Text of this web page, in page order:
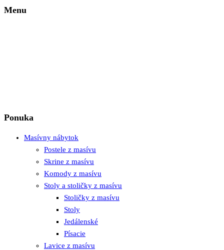
Menu
Ponuka
Masívny nábytok
Postele z masívu
Skrine z masívu
Komody z masívu
Stoly a stoličky z masívu
Stoličky z masívu
Stoly
Jedálenské
Písacie
Lavice z masívu